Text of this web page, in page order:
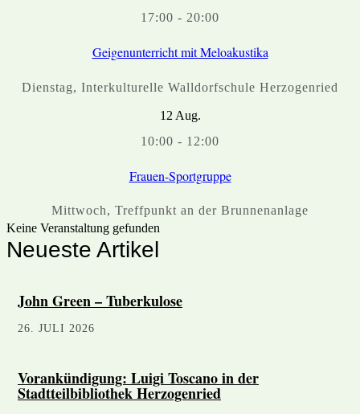
17:00 - 20:00
Geigenunterricht mit Meloakustika
Dienstag, Interkulturelle Walldorfschule Herzogenried
12 Aug.
10:00 - 12:00
Frauen-Sportgruppe
Mittwoch, Treffpunkt an der Brunnenanlage
Keine Veranstaltung gefunden
Neueste Artikel
John Green – Tuberkulose
26. JULI 2026
Vorankündigung: Luigi Toscano in der
Stadtteilbibliothek Herzogenried